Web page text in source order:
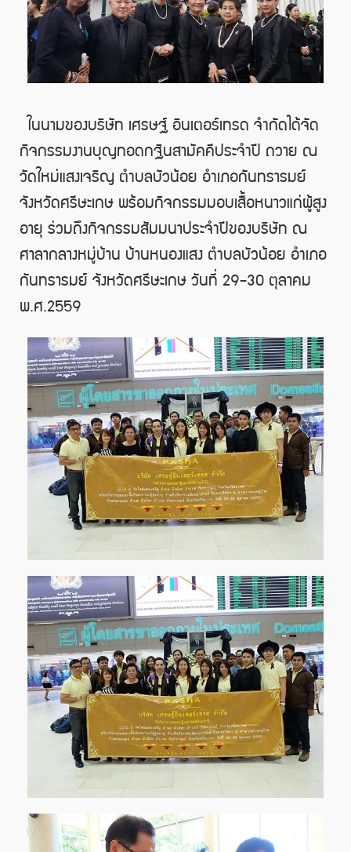
ในนามของบริษัท เศรษฐ์ อินเตอร์เทรด จำกัดได้จัด
กิจกรรมงานบุญทอดกฐินสามัคคีประจำปี ถวาย ณ
วัดใหม่แสงเจริญ ตำบลบัวน้อย อำเภอกันทรารมย์
จังหวัดศรีษะเกษ พร้อมกิจกรรมมอบเสื้อหนาวแก่ผู้สูง
อายุ ร่วมถึงกิจกรรมสัมมนาประจำปีของบริษัท ณ
ศาลากลางหมู่บ้าน บ้านหนองแสง ตำบลบัวน้อย อำเภอ
กันทรารมย์ จังหวัดศรีษะเกษ วันที่ 29-30 ตุลาคม
พ.ศ.2559